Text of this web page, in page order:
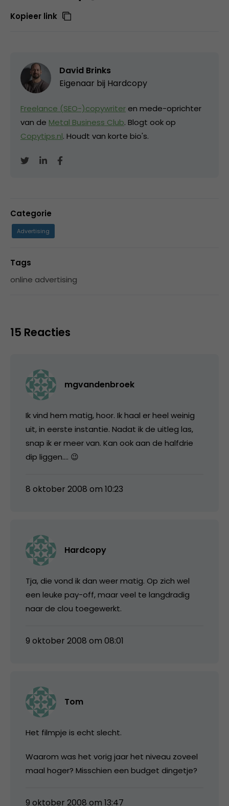
Kopieer link
David Brinks
Eigenaar bij Hardcopy
Freelance (SEO-)copywriter en mede-oprichter
van de Metal Business Club. Blogt ook op
Copytips.nl. Houdt van korte bio's.
Categorie
Advertising
Tags
online advertising
15 Reacties
mgvandenbroek
Ik vind hem matig, hoor. Ik haal er heel weinig
uit, in eerste instantie. Nadat ik de uitleg las,
snap ik er meer van. Kan ook aan de halfdrie
dip liggen…. 😉
8 oktober 2008 om 10:23
Hardcopy
Tja, die vond ik dan weer matig. Op zich wel
een leuke pay-off, maar veel te langdradig
naar de clou toegewerkt.
9 oktober 2008 om 08:01
Tom
Het filmpje is echt slecht.
Waarom was het vorig jaar het niveau zoveel
maal hoger? Misschien een budget dingetje?
9 oktober 2008 om 13:47